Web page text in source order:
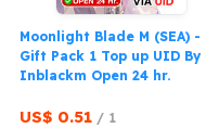
Moonlight Blade M (SEA) -
Gift Pack 1 Top up UID By
Inblackm Open 24 hr.
US$ 0.51 1